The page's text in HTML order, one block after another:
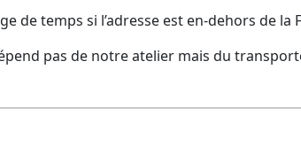
de temps si l’adresse est en-dehors de la
pas de notre atelier mais du